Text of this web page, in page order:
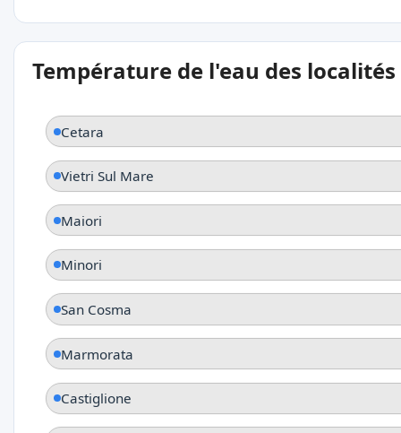
Température de l'eau des
Cetara
Vietri Sul Mare
Maiori
Minori
San Cosma
Marmorata
Castiglione